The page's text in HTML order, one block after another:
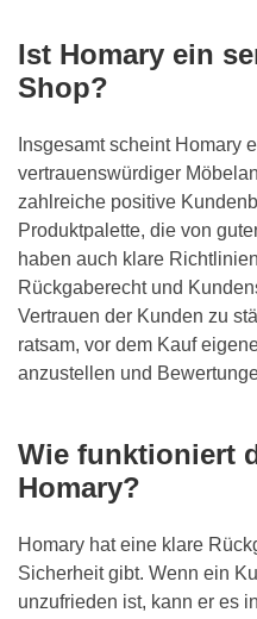
Ist Homary ein
Shop?
Insgesamt scheint Homary
vertrauenswürdiger
zahlreiche positive
Produktpalette, die von
haben auch klare
Rückgaberecht und
Vertrauen der Kunden zu
ratsam, vor dem Kauf
anzustellen und
Wie funktioniert
Homary?
Homary hat eine klare
Sicherheit gibt. Wenn ein
unzufrieden ist, kann er es